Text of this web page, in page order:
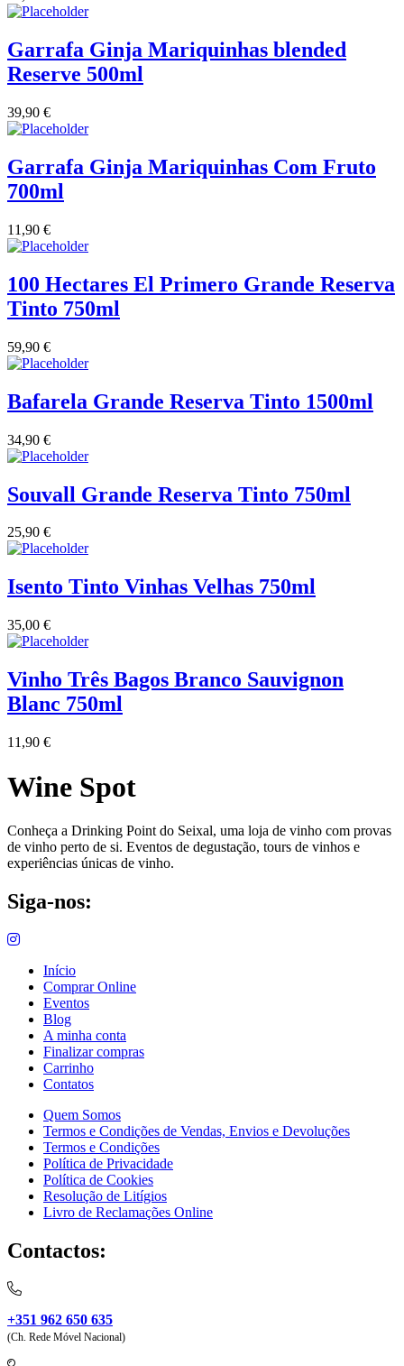
Garrafa Ginja Mariquinhas blended
Reserve 500ml
39,90 €
Garrafa Ginja Mariquinhas Com Fruto
700ml
11,90 €
100 Hectares El Primero Grande Reserva
Tinto 750ml
59,90 €
Bafarela Grande Reserva Tinto 1500ml
34,90 €
Souvall Grande Reserva Tinto 750ml
25,90 €
Isento Tinto Vinhas Velhas 750ml
35,00 €
Vinho Três Bagos Branco Sauvignon
Blanc 750ml
11,90 €
Wine Spot
Conheça a Drinking Point do Seixal, uma loja de vinho com provas
de vinho perto de si. Eventos de degustação, tours de vinhos e
experiências únicas de vinho.
Siga-nos:
Início
Comprar Online
Eventos
Blog
A minha conta
Finalizar compras
Carrinho
Contatos
Quem Somos
Termos e Condições de Vendas, Envios e Devoluções
Termos e Condições
Política de Privacidade
Política de Cookies
Resolução de Litígios
Livro de Reclamações Online
Contactos:
+351 962 650 635
(Ch. Rede Móvel Nacional)